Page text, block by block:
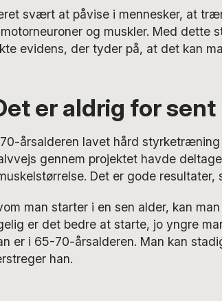
svært at påvise i mennesker, at
og muskler. Med dette
evidens, der tyder på, at det kan
er aldrig for sent
årsalderen lavet hård
gennem projektet havde
Det er gode resultater,
man starter i en sen alder, kan
er det bedre at starte, jo yngre
er i 65-70-årsalderen. Man kan
han.